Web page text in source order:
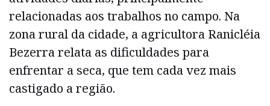
relacionadas aos trabalhos no campo. Na
zona rural da cidade, a agricultora Ranicléia
Bezerra relata as dificuldades para
enfrentar a seca, que tem cada vez mais
castigado a região.